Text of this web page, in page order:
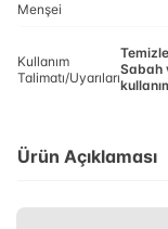
Menşei
Kullanım
Talimatı/UyarılarıSabah
Ürün Açıklaması